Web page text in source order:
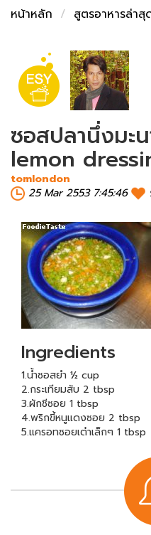
หน้าหลัก
สูตรอาหารล่าสุ
ซอสปลานึ่งมะ
lemon
tomlondon
25 Mar 2553 7:45:46
Ingredients
1.น้ำซอสยำ ½ cup
2.กระเทียมสับ 2 tbsp
3.ผักชีซอย 1 tbsp
4.พริกขี้หนูแดงซอย 2 tbsp
5.แครอทซอยเต๋าเล็กๆ 1 tbsp